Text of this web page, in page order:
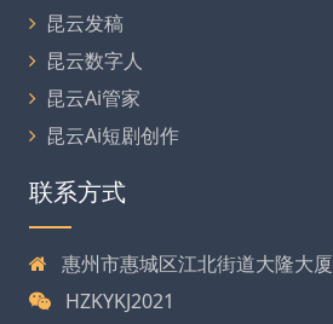
昆云发稿
昆云数字人
昆云Ai管家
昆云Ai短剧创作
联系方式
惠州市惠城区江北街道大隆大厦
HZKYKJ2021